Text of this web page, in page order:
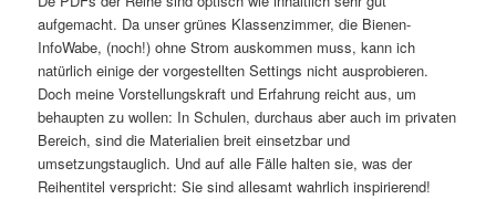
aufgemacht. Da unser grünes Klassenzimmer, die Bienen-
InfoWabe, (noch!) ohne Strom auskommen muss, kann ich
natürlich einige der vorgestellten Settings nicht ausprobieren.
Doch meine Vorstellungskraft und Erfahrung reicht aus, um
behaupten zu wollen: In Schulen, durchaus aber auch im privaten
Bereich, sind die Materialien breit einsetzbar und
umsetzungstauglich. Und auf alle Fälle halten sie, was der
Reihentitel verspricht: Sie sind allesamt wahrlich inspirierend!